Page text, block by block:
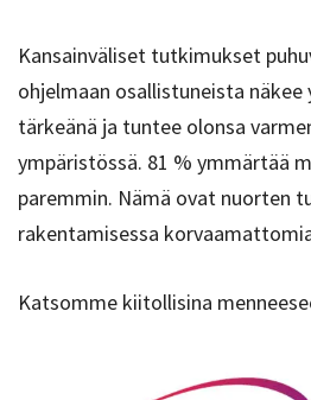
Kansainväliset tutkimukset
ohjelmaan osallistuneista näkee
tärkeänä ja tuntee olonsa
ympäristössä. 81 % ymmärtää
paremmin. Nämä ovat nuorten
rakentamisessa
Katsomme kiitollisina